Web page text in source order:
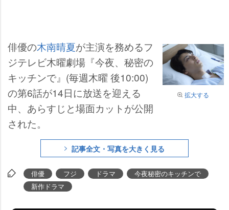
拡大する
俳優の木南晴夏が主演を務めるフ
ジテレビ木曜劇場『今夜、秘密の
キッチンで』(毎週木曜 後10:00)
の第6話が14日に放送を迎える
中、あらすじと場面カットが公開
された。
記事全文・写真を大きく見る
俳優 フジ ドラマ
今夜秘密のキッチンで
新作ドラマ